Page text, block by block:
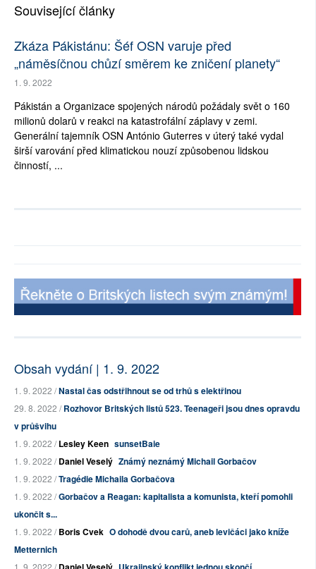
Související články
Zkáza Pákistánu: Šéf OSN varuje před
„náměsíčnou chůzí směrem ke zničení planety“
1. 9. 2022
Pákistán a Organizace spojených národů požádaly svět o 160
milionů dolarů v reakci na katastrofální záplavy v zemi.
Generální tajemník OSN António Guterres v úterý také vydal
širší varování před klimatickou nouzí způsobenou lidskou
činností, ...
Obsah vydání | 1. 9. 2022
1. 9. 2022 /Nastal čas odstřihnout se od trhů s elektřinou
29. 8. 2022 /Rozhovor Britských listů 523. Teenageři jsou dnes opravdu
v průšvihu
1. 9. 2022 /Lesley Keen sunsetBaie
1. 9. 2022 /Daniel Veselý Známý neznámý Michail Gorbačov
1. 9. 2022 /Tragédie Michaila Gorbačova
1. 9. 2022 /Gorbačov a Reagan: kapitalista a komunista, kteří pomohli
ukončit s...
1. 9. 2022 /Boris Cvek O dohodě dvou carů, aneb levičáci jako kníže
Metternich